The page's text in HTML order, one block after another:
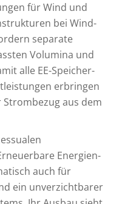
für Wind und
bei Wind-
separate
Volumina und
alle EE-Speicher-
erbringen
aus dem
Energien-
auch für
ein unverzichtbarer